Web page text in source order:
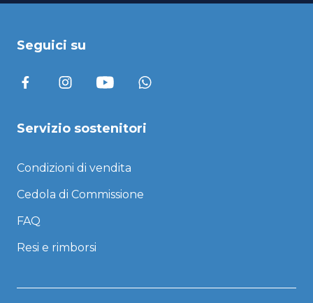
Seguici su
Servizio sostenitori
Condizioni di vendita
Cedola di Commissione
FAQ
Resi e rimborsi